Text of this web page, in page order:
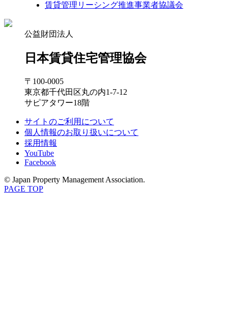
賃貸管理リーシング推進事業者協議会
公益財団法人
日本賃貸住宅管理協会
〒100-0005
東京都千代田区丸の内1-7-12
サピアタワー18階
サイトのご利用について
個人情報のお取り扱いについて
採用情報
YouTube
Facebook
© Japan Property Management Association.
PAGE TOP